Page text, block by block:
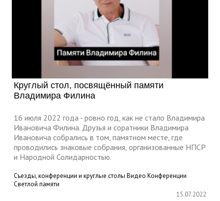
Круглый стол, посвящённый памяти
Владимира Филина
16 июля 2022 года - ровно год, как не стало Владимира
Ивановича Филина. Друзья и соратники Владимира
Ивановича собрались в том, памятном месте, где
проводились знаковые собрания, организованные НПСР
и Народной Солидарностью.
Съезды, конференции и круглые столы Видео Конференции
Светлой памяти
15.07.2022